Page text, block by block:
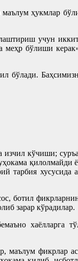
ҳукмлар
учун
меҳр бўлиши
бўлади.
кўчиши;
қилолмайди
тарбия хусусида
ботил
зарар кўрадилар.
хаёлларга
фикрлар